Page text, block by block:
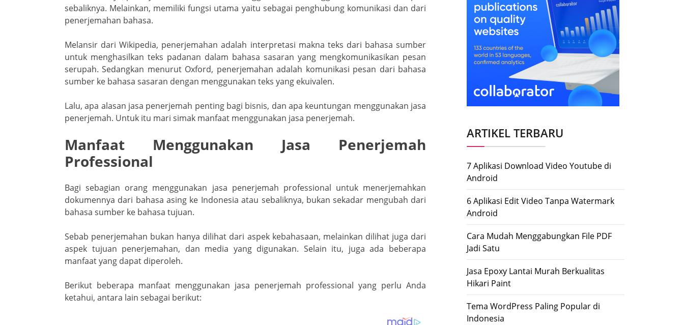
k ss
o
m
sebaliknya. Melainkan, memiliki fungsi utama yaitu sebagai penghubung komunikasi dan dari
penerjemahan bahasa.
Melansir dari Wikipedia, penerjemahan adalah interpretasi makna teks dari bahasa sumber
untuk menghasilkan teks padanan dalam bahasa sasaran yang mengkomunikasikan pesan
serupah. Sedangkan menurut Oxford, penerjemahan adalah komunikasi pesan dari bahasa
sumber ke bahasa sasaran dengan menggunakan teks yang ekuivalen.
Lalu, apa alasan jasa penerjemah penting bagi bisnis, dan apa keuntungan menggunakan jasa
penerjemah. Untuk itu mari simak manfaat menggunakan jasa penerjemah.
Manfaat Menggunakan Jasa Penerjemah
Professional
Bagi sebagian orang menggunakan jasa penerjemah professional untuk menerjemahkan
dokumennya dari bahasa asing ke Indonesia atau sebaliknya, bukan sekadar mengubah dari
bahasa sumber ke bahasa tujuan.
Sebab penerjemahan bukan hanya dilihat dari aspek kebahasaan, melainkan dilihat juga dari
aspek tujuan penerjemahan, dan media yang digunakan. Selain itu, juga ada beberapa
manfaat yang dapat diperoleh.
Berikut beberapa manfaat menggunakan jasa penerjemah professional yang perlu Anda
ketahui, antara lain sebagai berikut:
ARTIKEL TERBARU
7 Aplikasi Download Video Youtube di
Android
6 Aplikasi Edit Video Tanpa Watermark
Android
Cara Mudah Menggabungkan File PDF
Jadi Satu
Jasa Epoxy Lantai Murah Berkualitas
Hikari Paint
Tema WordPress Paling Popular di
Indonesia